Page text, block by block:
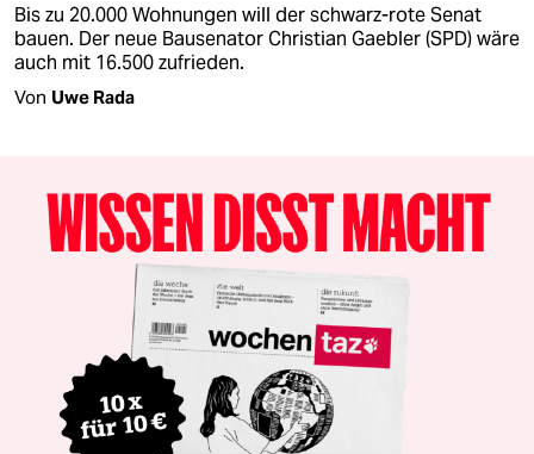
Bis zu 20.000 Wohnungen will der schwarz-rote Senat
bauen. Der neue Bausenator Christian Gaebler (SPD) wäre
auch mit 16.500 zufrieden.
Von Uwe Rada